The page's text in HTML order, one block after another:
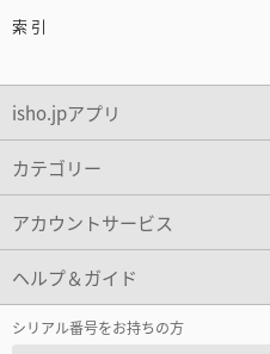
索 引
isho.jpアプリ
カテゴリー
アカウントサービス
ヘルプ＆ガイド
シリアル番号をお持ちの方